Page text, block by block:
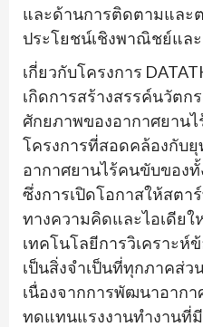
และด้านการติดตามและต
ประโยชน์เชิงพาณิชย์และ
เกี่ยวกับโครงการ
เกิดการสร้างสรรค์นวัตก
ศักยภาพของอากาศยานไ
โครงการที่สอดคล้องกับ
อากาศยานไร้คนขับของ
ซึ่งการเปิดโอกาสให้สต
ทางความคิดและไอเดีย
เทคโนโลยีการวิเคราะห์
เป็นสิ่งจำเป็นที่ทุกภาคส่ว
เนื่องจากการพัฒนาอาก
ทดแทนแรงงานทำงานที่มี